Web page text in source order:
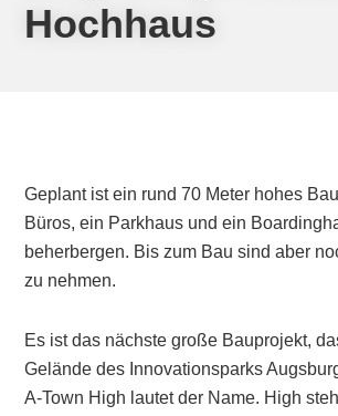
Hochhaus
Geplant ist ein rund 70 Meter hohes
Büros, ein Parkhaus und ein
beherbergen. Bis zum Bau sind aber
zu nehmen.
Es ist das nächste große Bauprojekt,
Gelände des Innovationsparks
A-Town High lautet der Name. High